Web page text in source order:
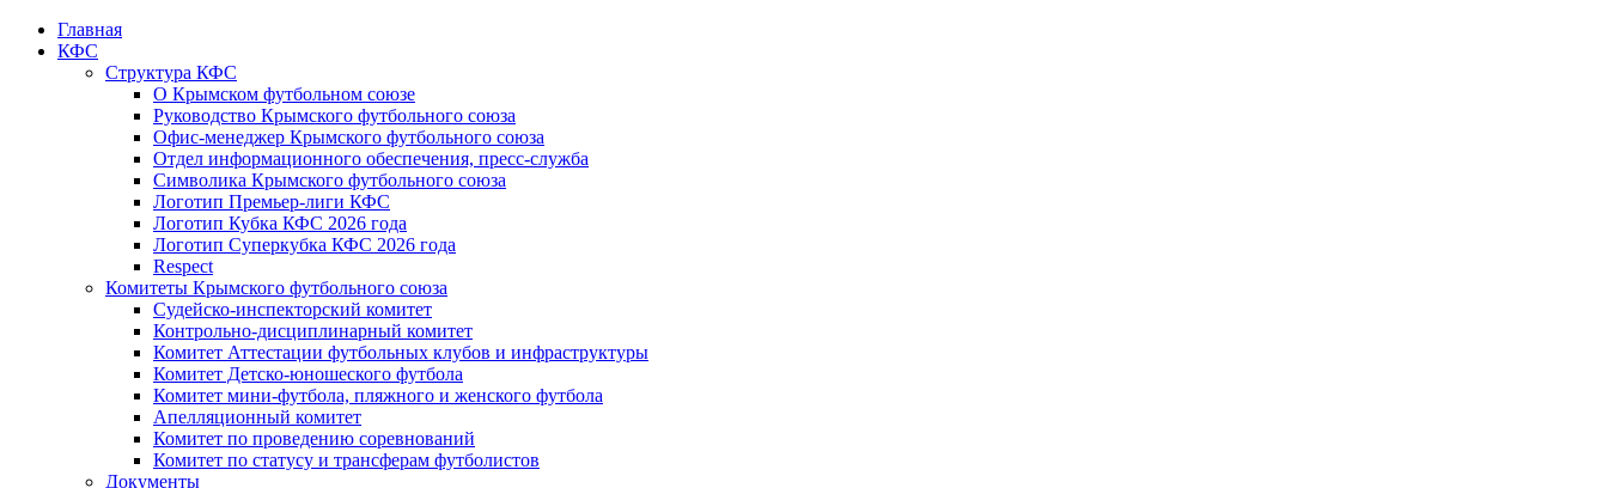
Главная
КФС
Структура КФС
О Крымском футбольном союзе
Руководство Крымского футбольного союза
Офис-менеджер Крымского футбольного союза
Отдел информационного обеспечения, пресс-служба
Символика Крымского футбольного союза
Логотип Премьер-лиги КФС
Логотип Кубка КФС 2026 года
Логотип Суперкубка КФС 2026 года
Respect
Комитеты Крымского футбольного союза
Судейско-инспекторский комитет
Контрольно-дисциплинарный комитет
Комитет Аттестации футбольных клубов и инфраструктуры
Комитет Детско-юношеского футбола
Комитет мини-футбола, пляжного и женского футбола
Апелляционный комитет
Комитет по проведению соревнований
Комитет по статусу и трансферам футболистов
Документы